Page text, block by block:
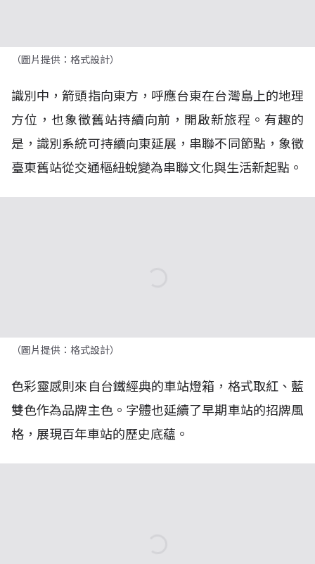
（圖片提供：格式設計）
識別中，箭頭指向東方，呼應台東在台灣島上的地理
方位，也象徵舊站持續向前，開啟新旅程。有趣的
是，識別系統可持續向東延展，串聯不同節點，象徵
臺東舊站從交通樞紐蛻變為串聯文化與生活新起點。
（圖片提供：格式設計）
色彩靈感則來自台鐵經典的車站燈箱，格式取紅、藍
雙色作為品牌主色。字體也延續了早期車站的招牌風
格，展現百年車站的歷史底蘊。